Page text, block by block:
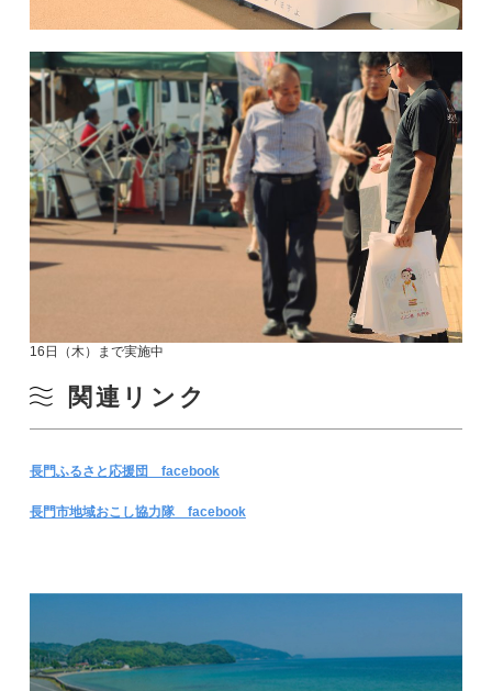
16日（木）まで実施中
関連リンク
長門ふるさと応援団 facebook
長門市地域おこし協力隊 facebook